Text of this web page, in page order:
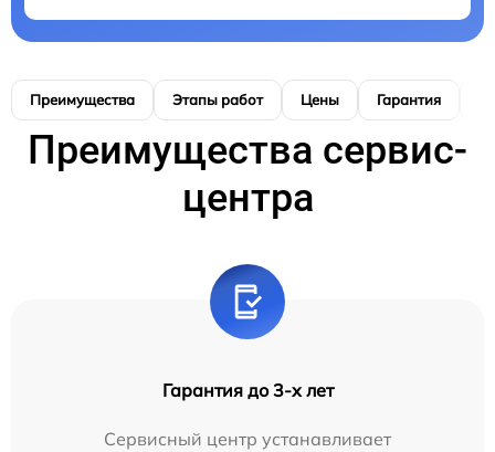
Преимущества Этапы работ Цены Гарантия
Преимущества сервис-
центра
Гарантия до 3-х лет
Сервисный центр устанавливает